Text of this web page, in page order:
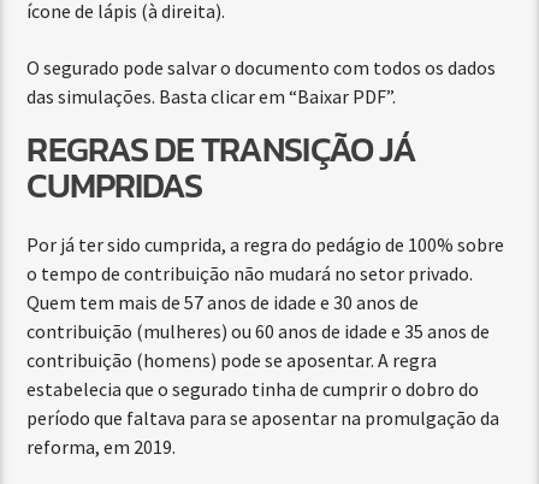
ícone de lápis (à direita).
O segurado pode salvar o documento com todos os dados
das simulações. Basta clicar em “Baixar PDF”.
REGRAS DE TRANSIÇÃO JÁ
CUMPRIDAS
Por já ter sido cumprida, a regra do pedágio de 100% sobre
o tempo de contribuição não mudará no setor privado.
Quem tem mais de 57 anos de idade e 30 anos de
contribuição (mulheres) ou 60 anos de idade e 35 anos de
contribuição (homens) pode se aposentar. A regra
estabelecia que o segurado tinha de cumprir o dobro do
período que faltava para se aposentar na promulgação da
reforma, em 2019.